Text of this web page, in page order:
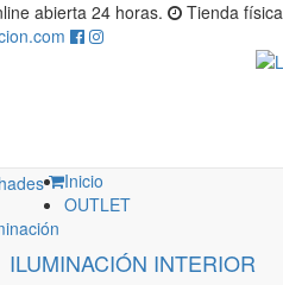
abierta 24 horas.
Tienda
Inicio
OUTLET
ILUMINACIÓN INTERIOR